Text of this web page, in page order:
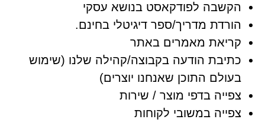
הקשבה לפודקאסט בנושא עסקי
הורדת מדריך/ספר דיגיטלי בחינם.
קריאת מאמרים באתר
כתיבת הודעה בקבוצה/קהילה שלנו (שימוש
בעולם התוכן שאנחנו יוצרים)
צפייה בדפי מוצר / שירות
צפייה במשובי לקוחות